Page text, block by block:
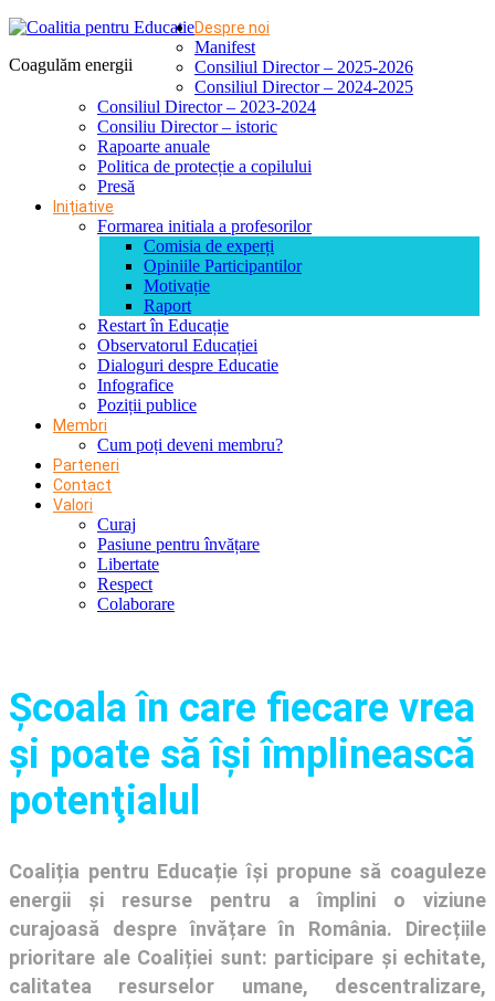
Coagulăm energii
Despre noi
Manifest
Consiliul Director – 2025-2026
Consiliul Director – 2024-2025
Consiliul Director – 2023-2024
Consiliu Director – istoric
Rapoarte anuale
Politica de protecție a copilului
Presă
Inițiative
Formarea initiala a profesorilor
Comisia de experți
Opiniile Participantilor
Motivație
Raport
Restart în Educație
Observatorul Educației
Dialoguri despre Educatie
Infografice
Poziții publice
Membri
Cum poți deveni membru?
Parteneri
Contact
Valori
Curaj
Pasiune pentru învățare
Libertate
Respect
Colaborare
Şcoala în care fiecare vrea
și poate să își împlinească
potenţialul
Coaliția pentru Educație își propune să coaguleze
energii și resurse pentru a împlini o viziune
curajoasă despre învățare în România. Direcțiile
prioritare ale Coaliției sunt: participare și echitate,
calitatea resurselor umane, descentralizare,